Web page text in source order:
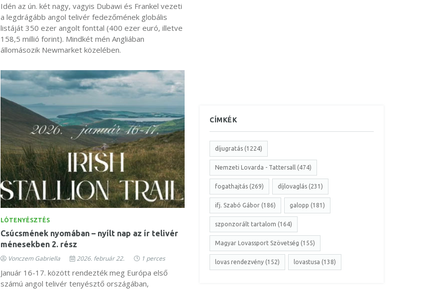
Idén az ún. két nagy, vagyis Dubawi és Frankel vezeti
a legdrágább angol telivér fedezőmének globális
listáját 350 ezer angolt fonttal (400 ezer euró, illetve
158,5 millió forint). Mindkét mén Angliában
állomásozik Newmarket közelében.
LÓTENYÉSZTÉS
Csúcsmének nyomában – nyílt nap az ír telivér
ménesekben 2. rész
Vonczem Gabriella 2026. február 22. 1 perces
Január 16-17. között rendezték meg Európa első
számú angol telivér tenyésztő országában,
CÍMKÉK
díjugratás (1224)
Nemzeti Lovarda - Tattersall (474)
fogathajtás (269) díjlovaglás (231)
ifj. Szabó Gábor (186) galopp (181)
szponzorált tartalom (164)
Magyar Lovassport Szövetség (155)
lovas rendezvény (152) lovastusa (138)